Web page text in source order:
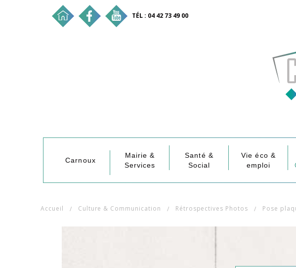
TÉL : 04 42 73 49 00
Carnoux
Mairie &
Services
Santé &
Social
Vie éco &
emploi
Accueil Culture & Communication Rétrospectives Photos Pose